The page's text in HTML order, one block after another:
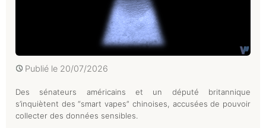
Publié le 20/07/2026
Des sénateurs américains et un député britannique
s’inquiètent des “smart vapes” chinoises, accusées de pouvoir
collecter des données sensibles.